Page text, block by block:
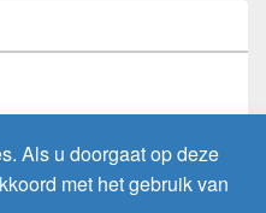
Als u doorgaat op deze
met het gebruik van